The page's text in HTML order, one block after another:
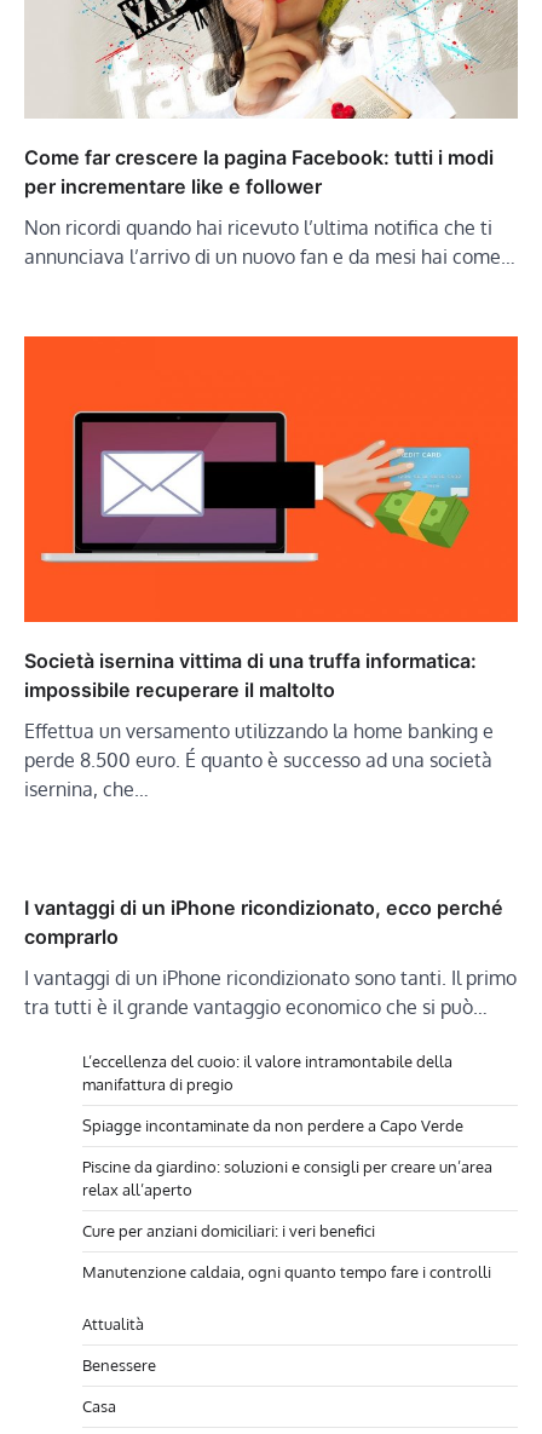
Come far crescere la pagina Facebook: tutti i modi
per incrementare like e follower
Non ricordi quando hai ricevuto l’ultima notifica che ti
annunciava l’arrivo di un nuovo fan e da mesi hai come…
Società isernina vittima di una truffa informatica:
impossibile recuperare il maltolto
Effettua un versamento utilizzando la home banking e
perde 8.500 euro. É quanto è successo ad una società
isernina, che…
I vantaggi di un iPhone ricondizionato, ecco perché
comprarlo
I vantaggi di un iPhone ricondizionato sono tanti. Il primo
tra tutti è il grande vantaggio economico che si può…
L’eccellenza del cuoio: il valore intramontabile della
manifattura di pregio
Spiagge incontaminate da non perdere a Capo Verde
Piscine da giardino: soluzioni e consigli per creare un’area
relax all’aperto
Cure per anziani domiciliari: i veri benefici
Manutenzione caldaia, ogni quanto tempo fare i controlli
Attualità
Benessere
Casa